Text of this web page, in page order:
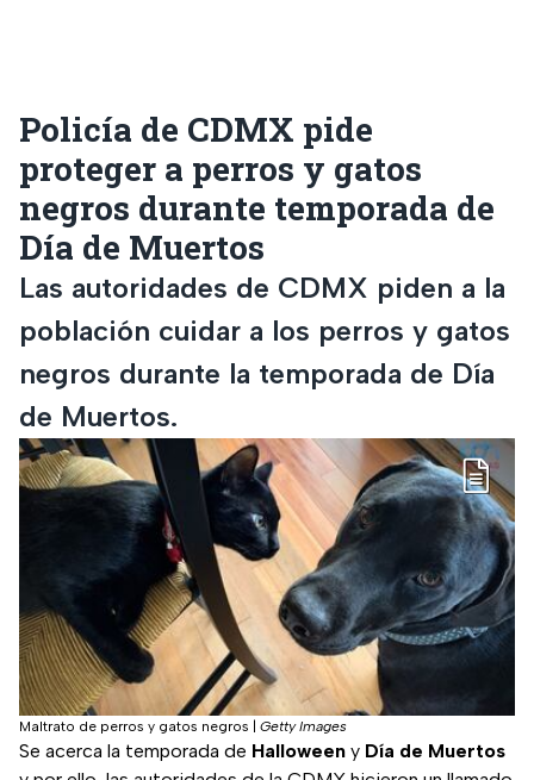
Policía de CDMX pide
proteger a perros y gatos
negros durante temporada de
Día de Muertos
Las autoridades de CDMX piden a la
población cuidar a los perros y gatos
negros durante la temporada de Día
de Muertos.
Maltrato de perros y gatos negros Getty Images
Se acerca la temporada de Halloween y Día de Muertos